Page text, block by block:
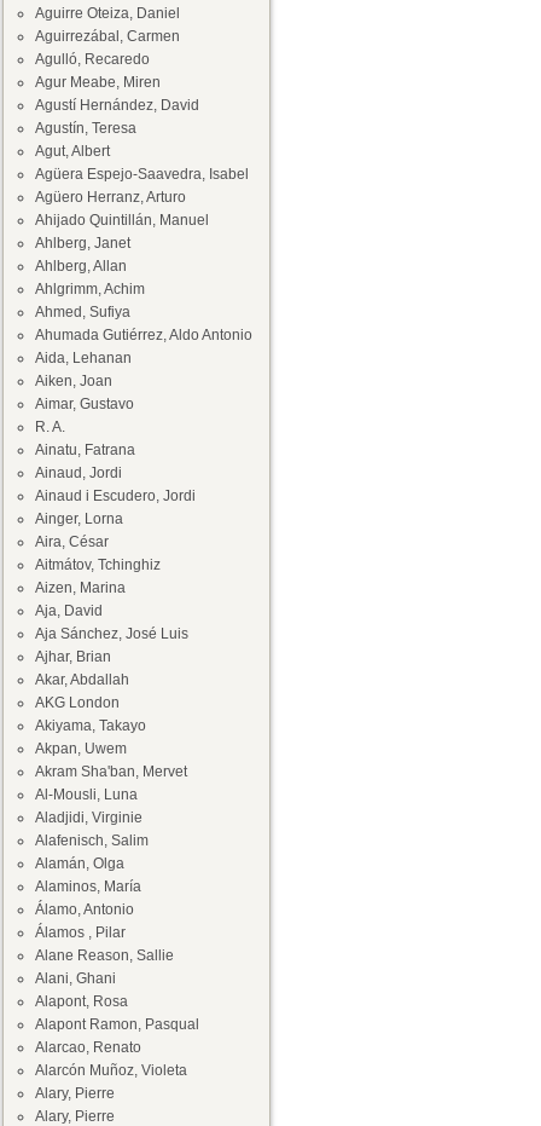
Aguirre Oteiza, Daniel
Aguirrezábal, Carmen
Agulló, Recaredo
Agur Meabe, Miren
Agustí Hernández, David
Agustín, Teresa
Agut, Albert
Agüera Espejo-Saavedra, Isabel
Agüero Herranz, Arturo
Ahijado Quintillán, Manuel
Ahlberg, Janet
Ahlberg, Allan
Ahlgrimm, Achim
Ahmed, Sufiya
Ahumada Gutiérrez, Aldo Antonio
Aida, Lehanan
Aiken, Joan
Aimar, Gustavo
R. A.
Ainatu, Fatrana
Ainaud, Jordi
Ainaud i Escudero, Jordi
Ainger, Lorna
Aira, César
Aitmátov, Tchinghiz
Aizen, Marina
Aja, David
Aja Sánchez, José Luis
Ajhar, Brian
Akar, Abdallah
AKG London
Akiyama, Takayo
Akpan, Uwem
Akram Sha'ban, Mervet
Al-Mousli, Luna
Aladjidi, Virginie
Alafenisch, Salim
Alamán, Olga
Alaminos, María
Álamo, Antonio
Álamos , Pilar
Alane Reason, Sallie
Alani, Ghani
Alapont, Rosa
Alapont Ramon, Pasqual
Alarcao, Renato
Alarcón Muñoz, Violeta
Alary, Pierre
Alary, Pierre